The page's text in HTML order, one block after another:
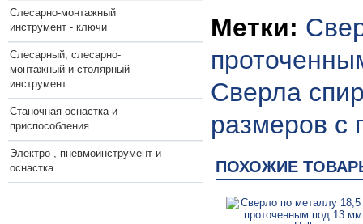
Слесарно-монтажный
инструмент - ключи
Слесарный, слесарно-
монтажный и столярный
инструмент
Станочная оснастка и
приспособления
Электро-, пневмоинструмент и
оснастка
Метки:
Сверла
размеров с
ПОХОЖИЕ